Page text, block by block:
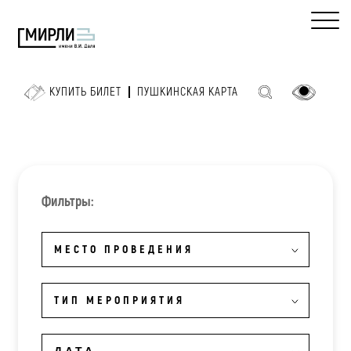
КУПИТЬ БИЛЕТ ПУШКИНСКАЯ КАРТА
Фильтры:
МЕСТО ПРОВЕДЕНИЯ
ТИП МЕРОПРИЯТИЯ